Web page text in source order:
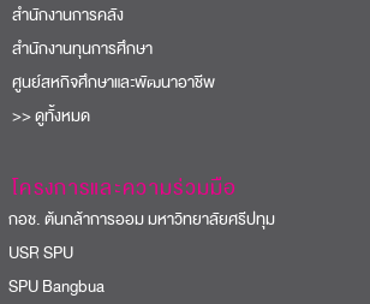
สำนักงานการคลัง
สำนักงานทุนการศึกษา
ศูนย์สหกิจศึกษาและพัฒนาอาชีพ
>> ดูทั้งหมด
โครงการและความร่วมมือ
ช. ต้นกล้าการออม มหาวิทยาลัยศรีปทุม
SPU
Bangbua